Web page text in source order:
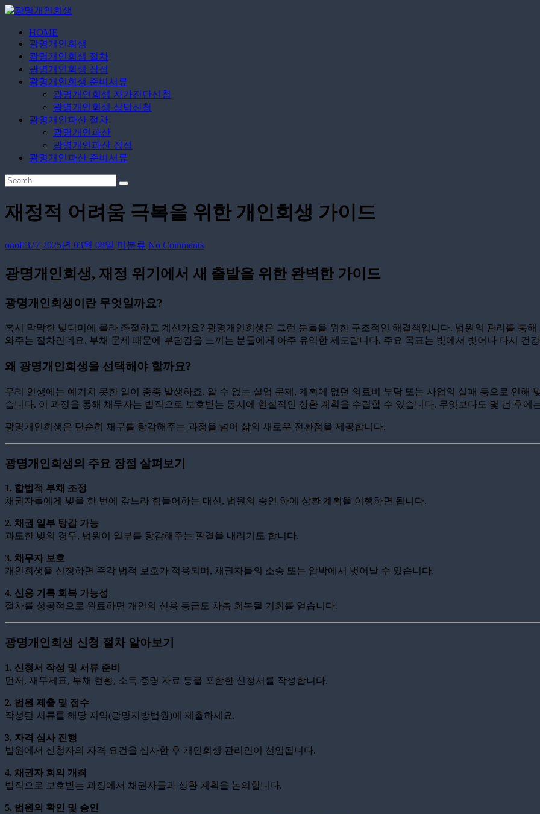
Skip
content
담
신
HOME
광명개인회생
광명개인회생 절차
광명개인회생 장점
광명개인회생 준비서류
광명개인회생 자가진단신청
광명개인회생 상담신청
광명개인파산 절차
광명개인파산
광명개인파산 장점
광명개인파산 준비서류
재정적 어려움 극복을 위한 개인회생 가이드
onoff327 2025년 03월 08일 미분류 No Comments
광명개인회생, 재정 위기에서 새 출발을 위한 완벽한 가이드
광명개인회생이란 무엇일까요?
혹시 막막한 빚더미에 올라 좌절하고 계신가요? 광명개인회생은 그런 분들을 위한 구조적인 해결책입니다. 법원의 관리를 통
와주는 절차인데요. 부채 문제 때문에 부담감을 느끼는 분들에게 아주 유익한 제도랍니다. 주요 목표는 빚에서 벗어나 다시 건
왜 광명개인회생을 선택해야 할까요?
우리 인생에는 예기치 못한 일이 종종 발생하죠. 알 수 없는 실업 문제, 계획에 없던 의료비 부담 또는 사업의 실패 등으로 인해
습니다. 이 과정을 통해 채무자는 법적으로 보호받는 동시에 현실적인 상환 계획을 수립할 수 있습니다. 무엇보다도 몇 년 후에
광명개인회생은 단순히 채무를 탕감해주는 과정을 넘어 삶의 새로운 전환점을 제공합니다.
광명개인회생의 주요 장점 살펴보기
1. 합법적 부채 조정
채권자들에게 빚을 한 번에 갚느라 힘들어하는 대신, 법원의 승인 하에 상환 계획을 이행하면 됩니다.
2. 채권 일부 탕감 가능
과도한 빚의 경우, 법원이 일부를 탕감해주는 판결을 내리기도 합니다.
3. 채무자 보호
개인회생을 신청하면 즉각 법적 보호가 적용되며, 채권자들의 소송 또는 압박에서 벗어날 수 있습니다.
4. 신용 기록 회복 가능성
절차를 성공적으로 완료하면 개인의 신용 등급도 차츰 회복될 기회를 얻습니다.
광명개인회생 신청 절차 알아보기
1. 신청서 작성 및 서류 준비
먼저, 재무제표, 부채 현황, 소득 증명 자료 등을 포함한 신청서를 작성합니다.
2. 법원 제출 및 접수
작성된 서류를 해당 지역(광명지방법원)에 제출하세요.
3. 자격 심사 진행
법원에서 신청자의 자격 요건을 심사한 후 개인회생 관리인이 선임됩니다.
4. 채권자 회의 개최
법적으로 보호받는 과정에서 채권자들과 상환 계획을 논의합니다.
5. 법원의 확인 및 승인